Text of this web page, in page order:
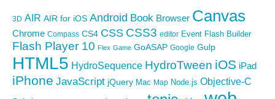
3D AIR AIR for iOS Android Book Browser Canvas
Chrome Compass CS4 CSS CSS3 editor Event Flash Builder
Flash Player 10 Flex Game GoASAP Google Gulp
HTML5 HydroSequence HydroTween iOS iPad
iPhone JavaScript jQuery Mac Map Node.js Objective-C